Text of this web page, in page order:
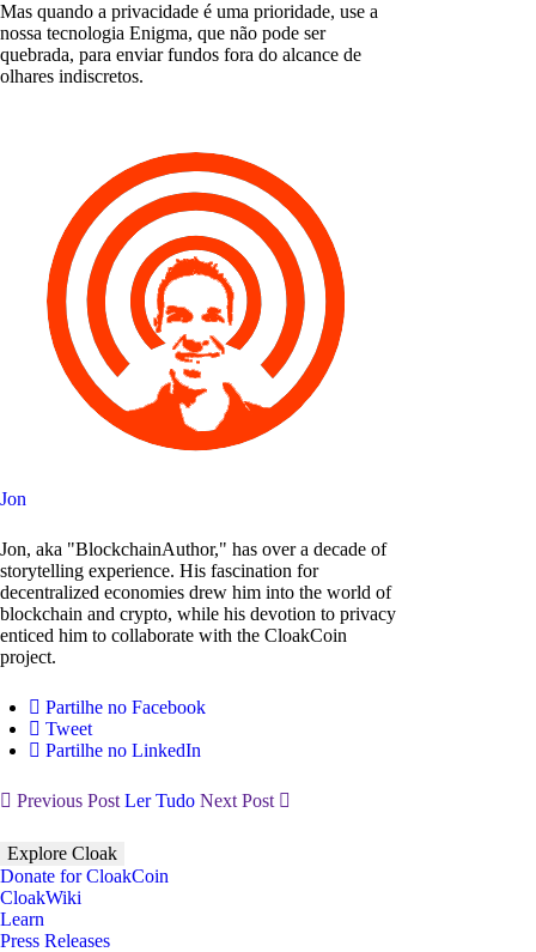
Mas quando a privacidade é uma prioridade, use a
nossa tecnologia Enigma, que não pode ser
quebrada, para enviar fundos fora do alcance de
olhares indiscretos.
Jon
Jon, aka "BlockchainAuthor," has over a decade of
storytelling experience. His fascination for
decentralized economies drew him into the world of
blockchain and crypto, while his devotion to privacy
enticed him to collaborate with the CloakCoin
project.
Partilhe no Facebook
Tweet
Partilhe no LinkedIn
Previous PostLer Tudo Next Post
Explore Cloak
Donate for CloakCoin
CloakWiki
Learn
Press Releases